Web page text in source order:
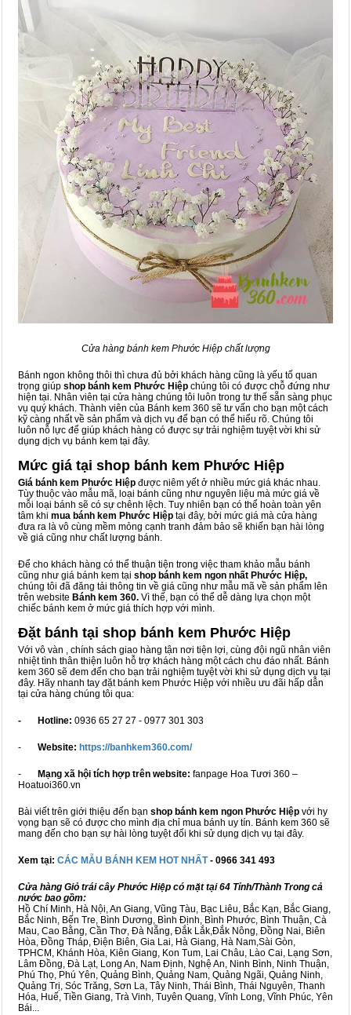
Cửa hàng bánh kem Phước Hiệp chất lượng
Bánh ngon không thôi thì chưa đủ bởi khách hàng cũng là yếu tố quan
trọng giúp shop bánh kem Phước Hiệp chúng tôi có được chỗ đứng như
hiện tại. Nhân viên tại cửa hàng chúng tôi luôn trong tư thế sẵn sàng phục
vụ quý khách. Thành viên của Bánh kem 360 sẽ tư vấn cho bạn một cách
kỹ càng nhất về sản phẩm và dịch vụ để bạn có thể hiểu rõ. Chúng tôi
luôn nỗ lực để giúp khách hàng có được sự trải nghiệm tuyệt vời khi sử
dụng dịch vụ bánh kem tại đây.
Mức giá tại shop bánh kem Phước Hiệp
Giá bánh kem Phước Hiệp được niêm yết ở nhiều mức giá khác nhau.
Tùy thuộc vào mẫu mã, loại bánh cũng như nguyên liệu mà mức giá về
mỗi loại bánh sẽ có sự chênh lệch. Tuy nhiên bạn có thể hoàn toàn yên
tâm khi mua bánh kem Phước Hiệp tại đây, bởi mức giá mà cửa hàng
đưa ra là vô cùng mềm mỏng cạnh tranh đảm bảo sẽ khiến bạn hài lòng
về giá cũng như chất lượng bánh.
Để cho khách hàng có thể thuận tiện trong việc tham khảo mẫu bánh
cũng như giá bánh kem tại shop bánh kem ngon nhất Phước Hiệp,
chúng tôi đã đăng tải thông tin về giá cũng như mẫu mã về sản phẩm lên
trên website Bánh kem 360. Vì thế, bạn có thể dễ dàng lựa chọn một
chiếc bánh kem ở mức giá thích hợp với mình.
Đặt bánh tại shop bánh kem Phước Hiệp
Với vô vàn , chính sách giao hàng tận nơi tiện lợi, cùng đội ngũ nhân viên
nhiệt tình thân thiện luôn hỗ trợ khách hàng một cách chu đáo nhất. Bánh
kem 360 sẽ đem đến cho bạn trải nghiệm tuyệt vời khi sử dụng dịch vụ tại
đây. Hãy nhanh tay đặt bánh kem Phước Hiệp với nhiều ưu đãi hấp dẫn
tại cửa hàng chúng tôi qua:
- Hotline: 0936 65 27 27 - 0977 301 303
- Website: https://banhkem360.com/
- Mạng xã hội tích hợp trên website: fanpage Hoa Tươi 360 –
Hoatuoi360.vn
Bài viết trên giới thiệu đến bạn shop bánh kem ngon Phước Hiệp với hy
vọng bạn sẽ có được cho mình địa chỉ mua bánh uy tín. Bánh kem 360 sẽ
mang đến cho bạn sự hài lòng tuyệt đối khi sử dụng dịch vụ tại đây.
Xem tại: CÁC MẪU BÁNH KEM HOT NHẤT- 0966 341 493
Cửa hàng Giỏ trái cây Phước Hiệp có mặt tại 64 Tỉnh/Thành Trong cả
nước bao gồm:
Hồ Chí Minh, Hà Nội, An Giang, Vũng Tàu, Bạc Liêu, Bắc Kạn, Bắc Giang,
Bắc Ninh, Bến Tre, Bình Dương, Bình Định, Bình Phước, Bình Thuận, Cà
Mau, Cao Bằng, Cần Thơ, Đà Nẵng, Đắk Lắk,Đắk Nông, Đồng Nai, Biên
Hòa, Đồng Tháp, Điện Biên, Gia Lai, Hà Giang, Hà Nam,Sài Gòn,
TPHCM, Khánh Hòa, Kiên Giang, Kon Tum, Lai Châu, Lào Cai, Lạng Sơn,
Lâm Đồng, Đà Lạt, Long An, Nam Định, Nghệ An, Ninh Bình, Ninh Thuận,
Phú Thọ, Phú Yên, Quảng Bình, Quảng Nam, Quảng Ngãi, Quảng Ninh,
Quảng Trị, Sóc Trăng, Sơn La, Tây Ninh, Thái Bình, Thái Nguyên, Thanh
Hóa, Huế, Tiền Giang, Trà Vinh, Tuyên Quang, Vĩnh Long, Vĩnh Phúc, Yên
Bái...